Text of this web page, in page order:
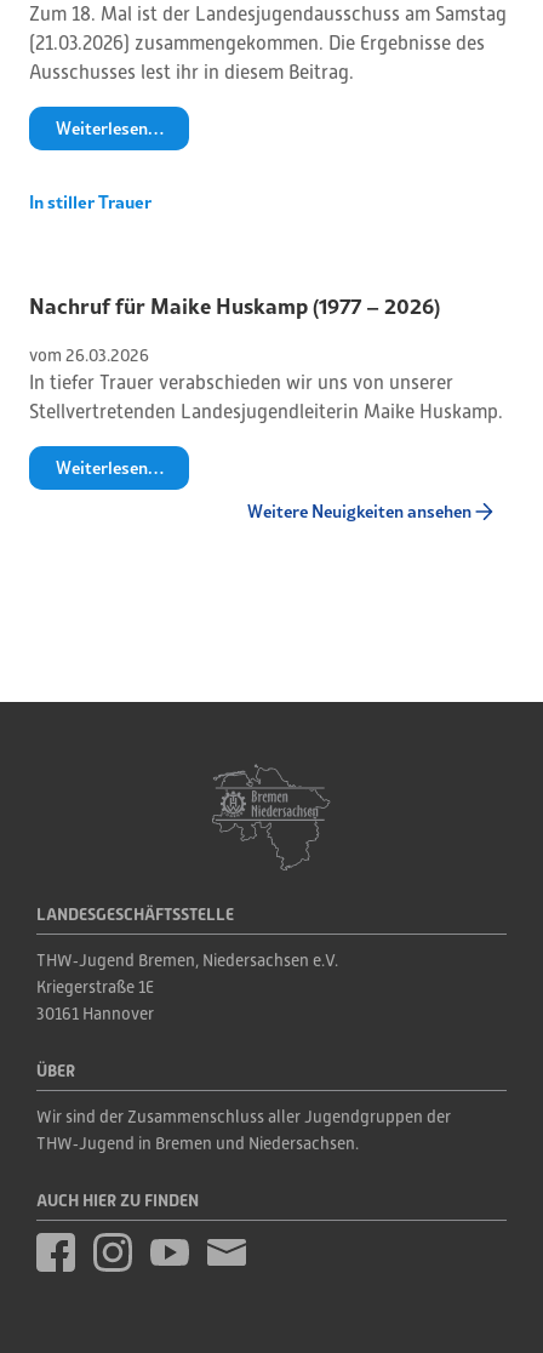
Zum 18. Mal ist der Landesjugendausschuss am Samstag
(21.03.2026) zusammengekommen. Die Ergebnisse des
Ausschusses lest ihr in diesem Beitrag.
Weiterlesen…
In stiller Trauer
Nachruf für Maike Huskamp (1977 – 2026)
vom 26.03.2026
In tiefer Trauer verabschieden wir uns von unserer
Stellvertretenden Landesjugendleiterin Maike Huskamp.
Weiterlesen…
Weitere Neuigkeiten ansehen
LANDESGESCHÄFTSSTELLE
THW‑Jugend Bremen, Niedersachsen e.V.
Kriegerstraße 1E
30161 Hannover
ÜBER
Wir sind der Zusammenschluss aller Jugendgruppen der
THW‑Jugend in Bremen und Niedersachsen.
AUCH HIER ZU FINDEN